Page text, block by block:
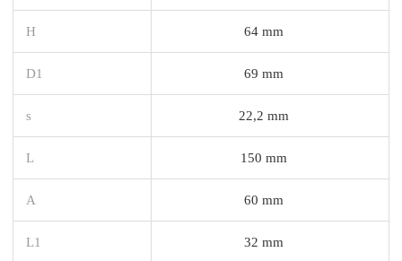
H 64 mm
D1 69 mm
s 22,2 mm
L 150 mm
A 60 mm
L1 32 mm